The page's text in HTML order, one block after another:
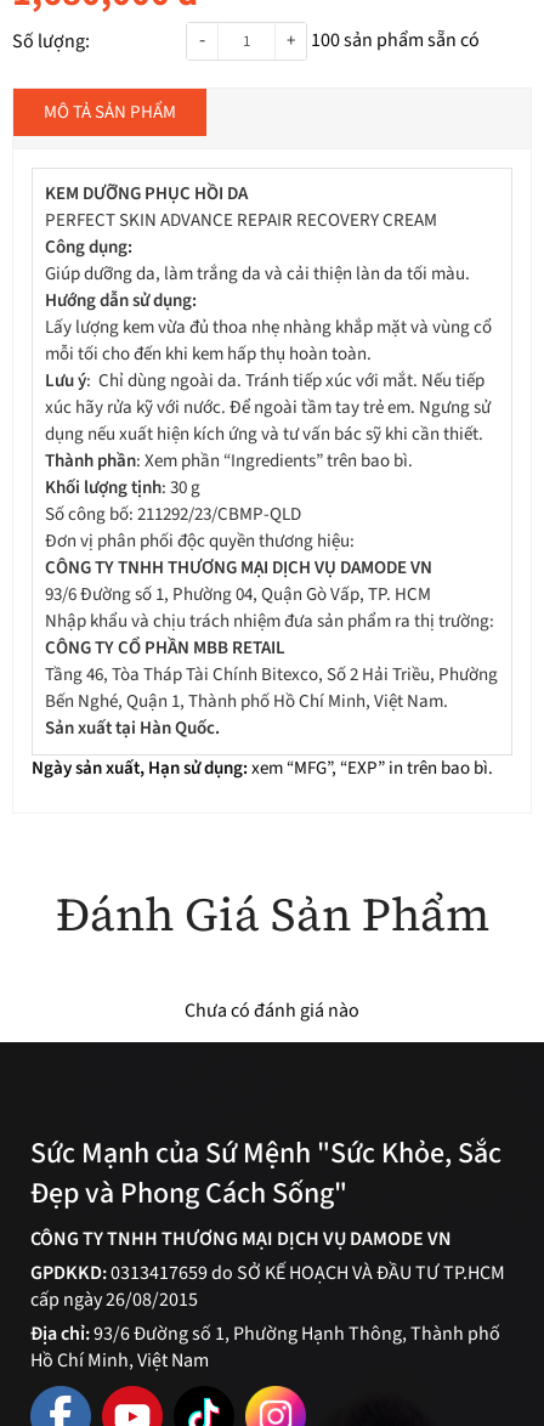
Số lượng: +
- 100sản phẩm sẵn có
MÔ TẢ SẢN PHẨM
KEM DƯỠNG PHỤC HỒI DA
PERFECT SKIN ADVANCE REPAIR RECOVERY CREAM
Công dụng:
Giúp dưỡng da, làm trắng da và cải thiện làn da tối màu.
Hướng dẫn sử dụng:
Lấy lượng kem vừa đủ thoa nhẹ nhàng khắp mặt và vùng cổ
mỗi tối cho đến khi kem hấp thụ hoàn toàn.
Lưu ý: Chỉ dùng ngoài da. Tránh tiếp xúc với mắt. Nếu tiếp
xúc hãy rửa kỹ với nước. Để ngoài tầm tay trẻ em. Ngưng sử
dụng nếu xuất hiện kích ứng và tư vấn bác sỹ khi cần thiết.
Thành phần: Xem phần “Ingredients” trên bao bì.
Khối lượng tịnh: 30 g
Số công bố: 211292/23/CBMP-QLD
Đơn vị phân phối độc quyền thương hiệu:
CÔNG TY TNHH THƯƠNG MẠI DỊCH VỤ DAMODE VN
93/6 Đường số 1, Phường 04, Quận Gò Vấp, TP. HCM
Nhập khẩu và chịu trách nhiệm đưa sản phẩm ra thị trường:
CÔNG TY CỔ PHẦN MBB RETAIL
Tầng 46, Tòa Tháp Tài Chính Bitexco, Số 2 Hải Triều, Phường
Bến Nghé, Quận 1, Thành phố Hồ Chí Minh, Việt Nam.
Sản xuất tại Hàn Quốc.
Ngày sản xuất, Hạn sử dụng:xem “MFG”, “EXP” in trên bao bì.
Đánh Giá Sản Phẩm
Chưa có đánh giá nào
Sức Mạnh của Sứ Mệnh "Sức Khỏe, Sắc
Đẹp và Phong Cách Sống"
CÔNG TY TNHH THƯƠNG MẠI DỊCH VỤ DAMODE VN
GPDKKD:0313417659 do SỞ KẾ HOẠCH VÀ ĐẦU TƯ TP.HCM
cấp ngày 26/08/2015
Địa chỉ:93/6 Đường số 1, Phường Hạnh Thông, Thành phố
Hồ Chí Minh, Việt Nam